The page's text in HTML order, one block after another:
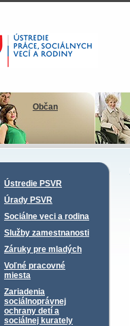
Občan
Ústredie PSVR
Úrady PSVR
Sociálne veci a rodina
Služby zamestnanosti
Záruky pre mladých
Voľné pracovné
miesta
Zariadenia
sociálnoprávnej
ochrany detí a
sociálnej kurately